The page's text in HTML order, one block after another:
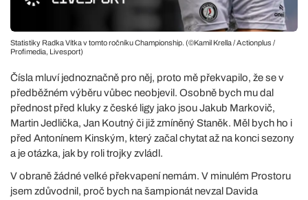
Statistiky Radka Vítka v tomto ročníku Championship. (©Kamil Krella / Actionplus /
Profimedia, Livesport)
Čísla mluví jednoznačně pro něj, proto mě překvapilo, že se v
předběžném výběru vůbec neobjevil. Osobně bych mu dal
přednost před kluky z české ligy jako jsou Jakub Markovič,
Martin Jedlička, Jan Koutný či již zmíněný Staněk. Měl bych ho i
před Antonínem Kinským, který začal chytat až na konci sezony
a je otázka, jak by roli trojky zvládl.
V obraně žádné velké překvapení nemám. V minulém Prostoru
jsem zdůvodnil, proč bych na šampionát nevzal Davida